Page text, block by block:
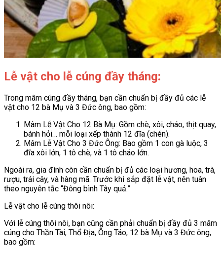
Lễ vật cho lễ cúng đầy tháng:
Trong mâm cúng đầy tháng, bạn cần chuẩn bị đầy đủ các lễ
vật cho 12 bà Mụ và 3 Đức ông, bao gồm:
Mâm Lễ Vật Cho 12 Bà Mụ: Gồm chè, xôi, cháo, thịt quay,
bánh hỏi… mỗi loại xếp thành 12 đĩa (chén).
Mâm Lễ Vật Cho 3 Đức Ông: Bao gồm 1 con gà luộc, 3
đĩa xôi lớn, 1 tô chè, và 1 tô cháo lớn.
Ngoài ra, gia đình còn cần chuẩn bị đủ các loại hương, hoa, trà,
rượu, trái cây, và hàng mã. Trước khi sắp đặt lễ vật, nên tuân
theo nguyên tắc “Đông bình Tây quả.”
Lễ vật cho lễ cúng thôi nôi:
Với lễ cúng thôi nôi, bạn cũng cần phải chuẩn bị đầy đủ 3 mâm
cúng cho Thần Tài, Thổ Địa, Ông Táo, 12 bà Mụ và 3 Đức ông,
bao gồm: